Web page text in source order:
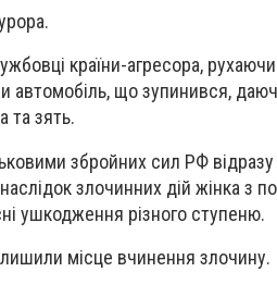
країни-агресора,
автомобіль, що зупинився,
та зять.
збройних сил РФ відразу
злочинних дій жінка з
ушкодження різного ступеню.
місце вчинення злочину.